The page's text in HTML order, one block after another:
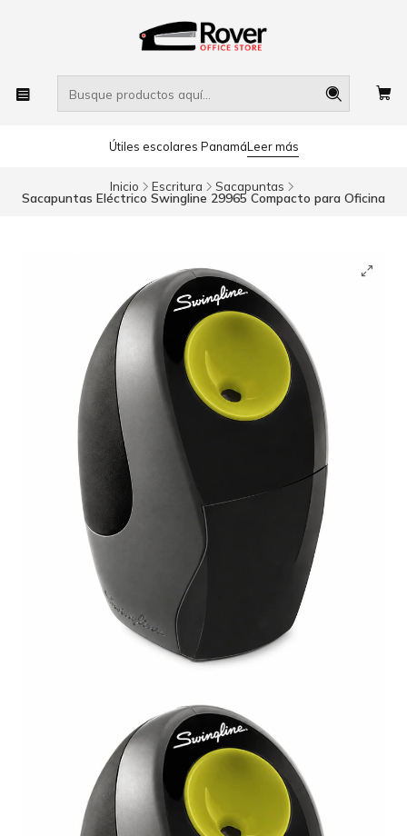
Útiles escolares PanamáLeer más
Inicio Escritura Sacapuntas
Sacapuntas Eléctrico Swingline 29965 Compacto para Oficina